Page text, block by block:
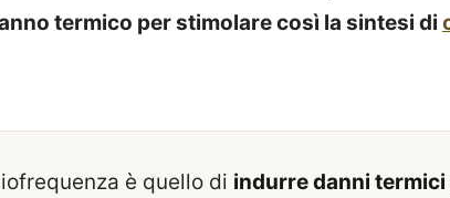
termico per stimolare così la sintesi di
è quello di indurre danni termici